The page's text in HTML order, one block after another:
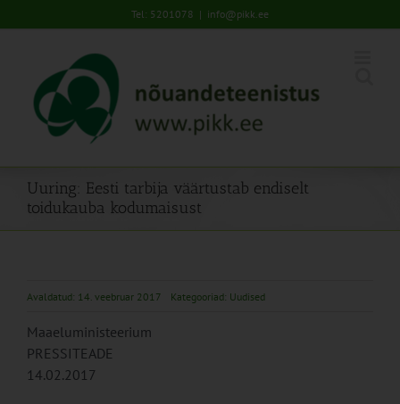
to
Tel: 5201078 | info@pikk.ee
Uuring: Eesti tarbija väärtustab endiselt
toidukauba kodumaisust
Avaldatud: 14. veebruar 2017 Kategooriad: Uudised
Maaeluministeerium
PRESSITEADE
14.02.2017